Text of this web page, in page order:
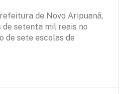
de Novo Aripuanã,
de setenta mil reais no
de sete escolas de